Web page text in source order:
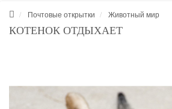
Почтовые открытки Животный мир
КОТЕНОК ОТДЫХАЕТ